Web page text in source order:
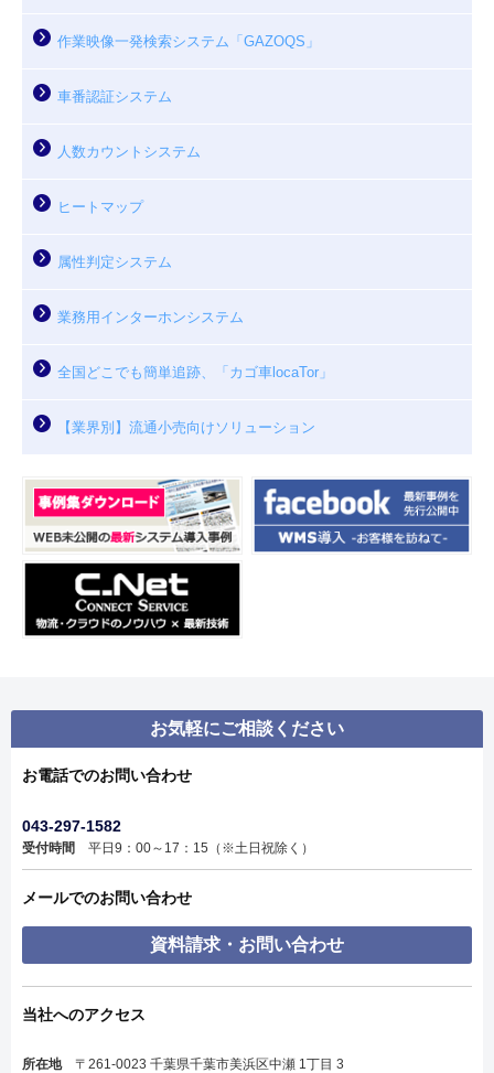
作業映像一発検索システム「GAZOQS」
車番認証システム
人数カウントシステム
ヒートマップ
属性判定システム
業務用インターホンシステム
全国どこでも簡単追跡、「カゴ車locaTor」
【業界別】流通小売向けソリューション
お気軽にご相談ください
お電話でのお問い合わせ
043-297-1582
受付時間 平日9：00～17：15（※土日祝除く）
メールでのお問い合わせ
資料請求・お問い合わせ
当社へのアクセス
所在地〒261-0023 千葉県千葉市美浜区中瀬 1丁目 3